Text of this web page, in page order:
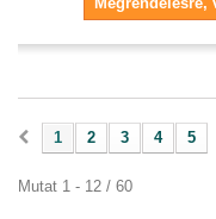
1 2 3 4 5
Mutat 1 - 12 / 60